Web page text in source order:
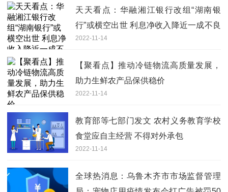
天天看点：华融湘江银行改组“湖南银
行”或横空出世 利息净收入降近一成不良
率1.85%高于同行
2022-11-14
【聚看点】推动冷链物流高质量发展，
助力生鲜农产品保供稳价
2022-11-14
教育部等七部门发文 农村义务教育学校
食堂应自主经营 不得对外承包
2022-11-14
全球热消息：乌鲁木齐市市场监督管理